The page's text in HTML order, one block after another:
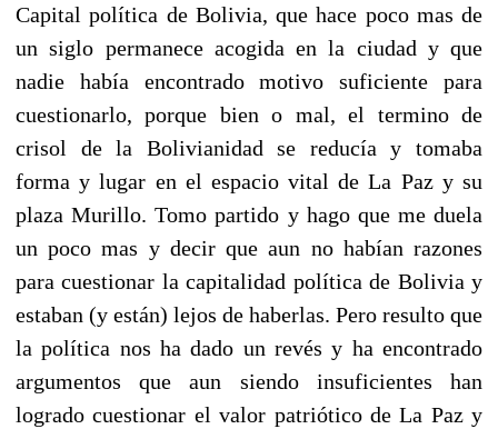
Capital política de Bolivia, que hace poco mas de
un siglo permanece acogida en la ciudad y que
nadie había encontrado motivo suficiente para
cuestionarlo, porque bien o mal, el termino de
crisol de la Bolivianidad se reducía y tomaba
forma y lugar en el espacio vital de La Paz y su
plaza Murillo. Tomo partido y hago que me duela
un poco mas y decir que aun no habían razones
para cuestionar la capitalidad política de Bolivia y
estaban (y están) lejos de haberlas. Pero resulto que
la política nos ha dado un revés y ha encontrado
argumentos que aun siendo insuficientes han
logrado cuestionar el valor patriótico de La Paz y